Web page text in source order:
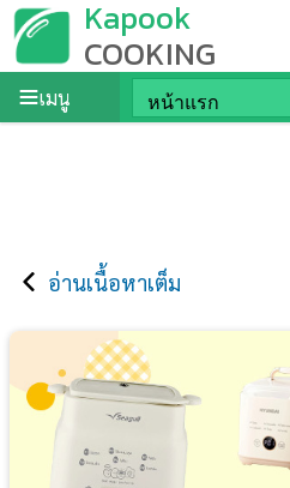
Kapook
COOKING
เมนู
อ่านเนื้อหาเต็ม